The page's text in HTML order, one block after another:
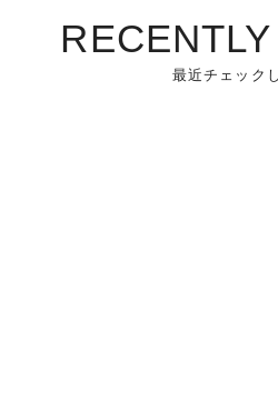
最近チェック